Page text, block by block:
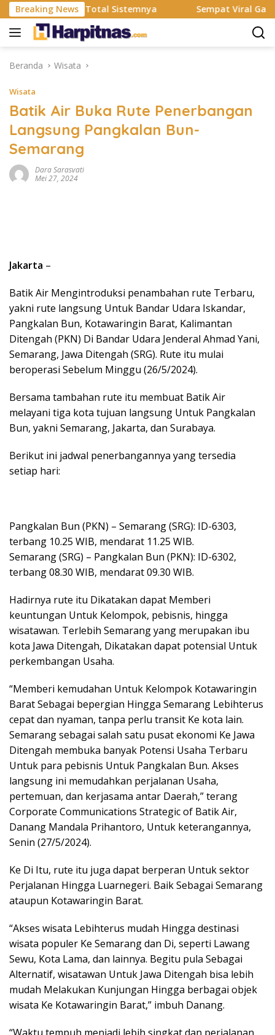
Langsung
ke
konten
Breaking News
Rombak Total Sistemnya Sempat Viral Gaya ASI
Beranda Wisata
Wisata
Batik Air Buka Rute Penerbangan
Langsung Pangkalan Bun-
Semarang
Dara Sarasvati
Mei 27, 2024
Jakarta –
Batik Air Mengintroduksi penambahan rute Terbaru,
yakni rute langsung Untuk Bandar Udara Iskandar,
Pangkalan Bun, Kotawaringin Barat, Kalimantan
Ditengah (PKN) Di Bandar Udara Jenderal Ahmad Yani,
Semarang, Jawa Ditengah (SRG). Rute itu mulai
beroperasi Sebelum Minggu (26/5/2024).
Bersama tambahan rute itu membuat Batik Air
melayani tiga kota tujuan langsung Untuk Pangkalan
Bun, yakni Semarang, Jakarta, dan Surabaya.
Berikut ini jadwal penerbangannya yang tersedia
setiap hari:
Pangkalan Bun (PKN) – Semarang (SRG): ID-6303,
terbang 10.25 WIB, mendarat 11.25 WIB.
Semarang (SRG) – Pangkalan Bun (PKN): ID-6302,
terbang 08.30 WIB, mendarat 09.30 WIB.
Hadirnya rute itu Dikatakan dapat Memberi
keuntungan Untuk Kelompok, pebisnis, hingga
wisatawan. Terlebih Semarang yang merupakan ibu
kota Jawa Ditengah, Dikatakan dapat potensial Untuk
perkembangan Usaha.
“Memberi kemudahan Untuk Kelompok Kotawaringin
Barat Sebagai bepergian Hingga Semarang Lebihterus
cepat dan nyaman, tanpa perlu transit Ke kota lain.
Semarang sebagai salah satu pusat ekonomi Ke Jawa
Ditengah membuka banyak Potensi Usaha Terbaru
Untuk para pebisnis Untuk Pangkalan Bun. Akses
langsung ini memudahkan perjalanan Usaha,
pertemuan, dan kerjasama antar Daerah,” terang
Corporate Communications Strategic of Batik Air,
Danang Mandala Prihantoro, Untuk keterangannya,
Senin (27/5/2024).
Ke Di Itu, rute itu juga dapat berperan Untuk sektor
Perjalanan Hingga Luarnegeri. Baik Sebagai Semarang
ataupun Kotawaringin Barat.
“Akses wisata Lebihterus mudah Hingga destinasi
wisata populer Ke Semarang dan Di, seperti Lawang
Sewu, Kota Lama, dan lainnya. Begitu pula Sebagai
Alternatif, wisatawan Untuk Jawa Ditengah bisa lebih
mudah Melakukan Kunjungan Hingga berbagai objek
wisata Ke Kotawaringin Barat,” imbuh Danang.